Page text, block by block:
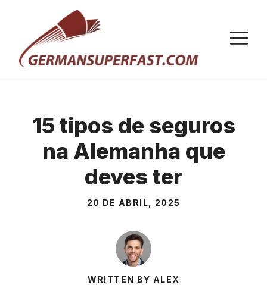
conteúdo
15 tipos de seguros
na Alemanha que
deves ter
20 DE ABRIL, 2025
WRITTEN BY ALEX